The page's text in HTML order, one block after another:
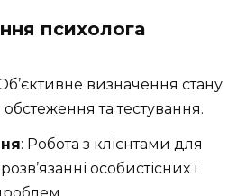
психолога
визначення стану
та тестування.
: Робота з клієнтами для
особистісних і